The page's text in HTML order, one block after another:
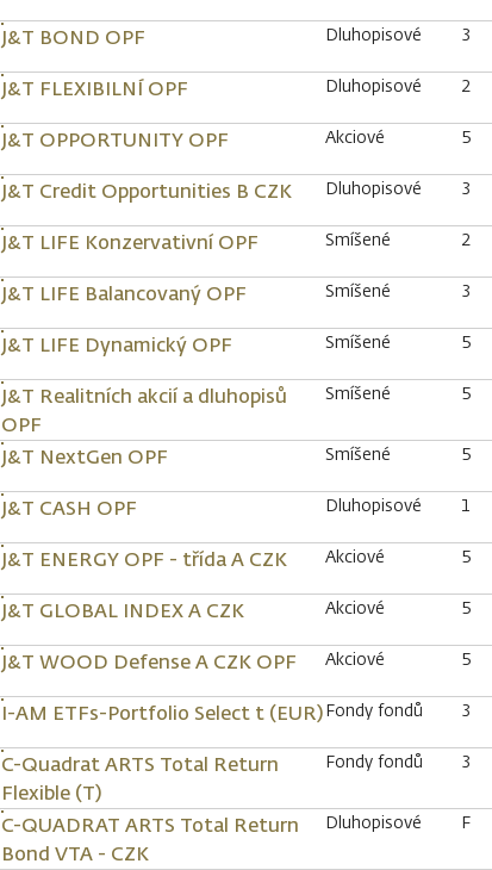
J&T BOND OPF Dluhopisové 3
J&T FLEXIBILNÍ OPF Dluhopisové 2
J&T OPPORTUNITY OPF Akciové 5
J&T Credit Opportunities B CZK Dluhopisové 3
J&T LIFE Konzervativní OPF Smíšené 2
J&T LIFE Balancovaný OPF Smíšené 3
J&T LIFE Dynamický OPF Smíšené 5
J&T Realitních akcií a dluhopisů
OPF
Smíšené 5
J&T NextGen OPF Smíšené 5
J&T CASH OPF Dluhopisové 1
J&T ENERGY OPF - třída A CZK Akciové 5
J&T GLOBAL INDEX A CZK Akciové 5
J&T WOOD Defense A CZK OPF Akciové 5
I-AM ETFs-Portfolio Select t (EUR)Fondy fondů 3
C-Quadrat ARTS Total Return
Flexible (T)
Fondy fondů 3
C-QUADRAT ARTS Total Return
Bond VTA - CZK
Dluhopisové F